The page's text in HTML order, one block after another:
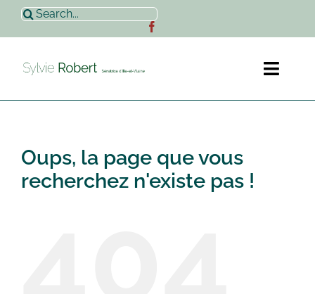
Passer
contenu
Rechercher:
Sylvie Robert
Oups, la page que vous
recherchez n'existe pas !